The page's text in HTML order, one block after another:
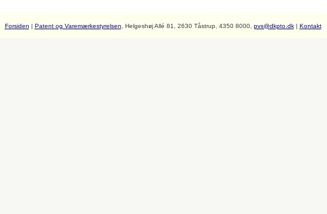
Forsiden | Patent og Varemærkestyrelsen , Helgeshøj Allé 81, 2630 Tåstrup, 4350 8000, pvs@dkpto.dk| Kontakt